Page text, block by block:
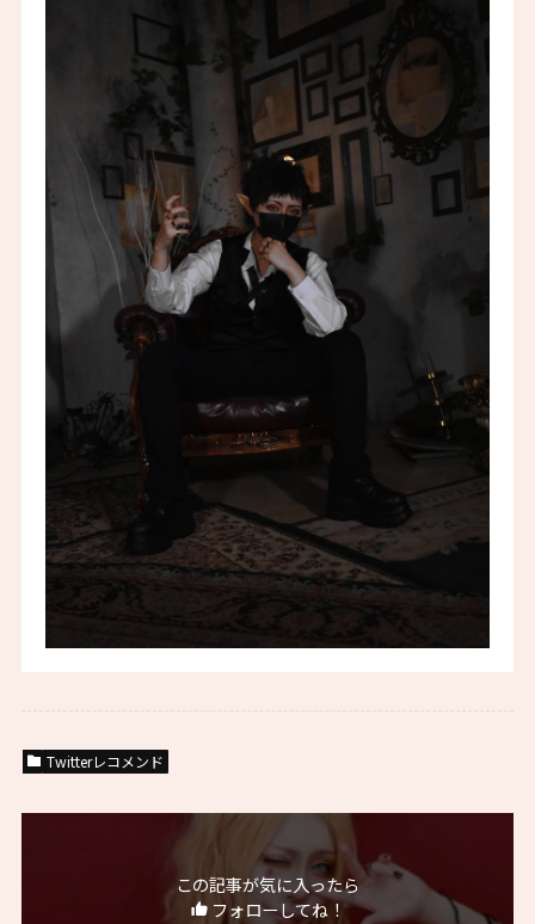
Twitterレコメンド
この記事が気に入ったら
フォローしてね！